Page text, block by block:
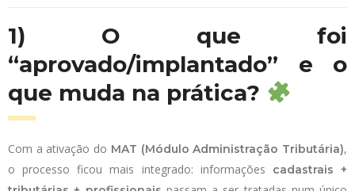
1) O que foi
“aprovado/implantado” e o
que muda na prática?
Com a ativação do MAT (Módulo Administração Tributária),
o processo ficou mais integrado: informações cadastrais +